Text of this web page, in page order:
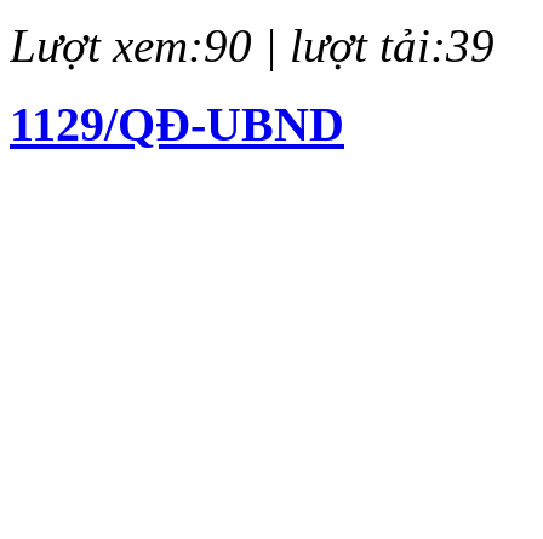
Lượt xem:90 | lượt tải:39
1129/QĐ-UBND